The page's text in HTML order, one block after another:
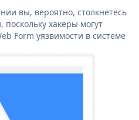
вы, вероятно, столкнетесь
хакеры могут
Form уязвимости в системе